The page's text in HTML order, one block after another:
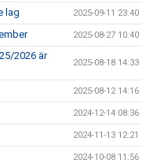
lag 2025-09-11 23:40
2025-08-27 10:40
2026 är
2025-08-18 14:33
2025-08-12 14:16
2024-12-14 08:36
2024-11-13 12:21
2024-10-08 11:56